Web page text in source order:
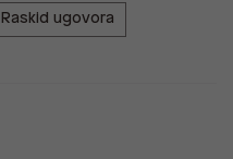
Raskid ugovora